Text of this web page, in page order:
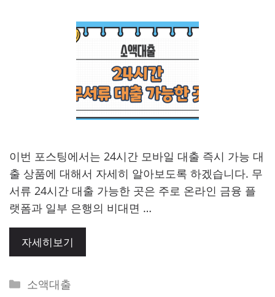
이번 포스팅에서는 24시간 모바일 대출 즉시 가능 대
출 상품에 대해서 자세히 알아보도록 하겠습니다. 무
서류 24시간 대출 가능한 곳은 주로 온라인 금융 플
랫폼과 일부 은행의 비대면 …
자세히보기
Categories
소액대출